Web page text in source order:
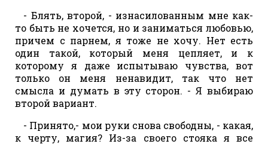
- Блять, второй, - изнасилованным мне как-
то быть не хочется, но и заниматься любовью,
причем с парнем, я тоже не хочу. Нет есть
один такой, который меня цепляет, и к
которому я даже испытываю чувства, вот
только он меня ненавидит, так что нет
смысла и думать в эту сторон. - Я выбираю
второй вариант.
- Принято,- мои руки снова свободны, - какая,
к черту, магия? Из-за своего стояка я все